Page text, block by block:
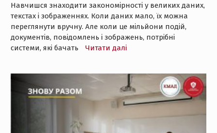
Навчишся знаходити закономірності у великих даних,
текстах і зображеннях. Коли даних мало, їх можна
переглянути вручну. Але коли це мільйони подій,
документів, повідомлень і зображень, потрібні
системи, які бачать
Читати далі